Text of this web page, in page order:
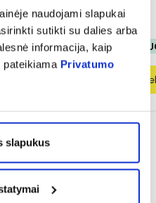
naudojami slapukai
sutikti su dalies arba
informacija, kaip
pateikiama Privatumo
slapukus
1,79 € 2,99 €
% PAPILDOMA
Į